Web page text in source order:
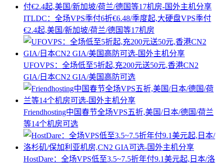
ITLDC：全场VPS季付6折€6.48/季度起,大硬盘VPS季付
€2.4起,美国/新加坡/荷兰/德国等17机房
UFOVPS：全场低至5折起,充200元送50元,香港CN2
GIA/日本CN2 GIA/美国高防可选
Friendhosting中国春节全场VPS五折,美国/日本/德国/荷兰
等14个机房可选
HostDare：全场VPS低至3.5~7.5折年付9.1美元起,日本/洛